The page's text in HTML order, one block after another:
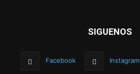
SIGUENOS
Facebook Instagram